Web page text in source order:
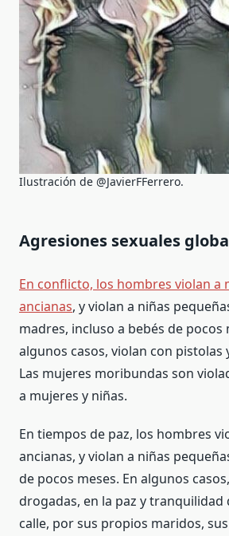
Ilustración de @JavierFFerrero.
Agresiones sexuales
En conflicto, los hombres violan a
ancianas, y violan a niñas
madres, incluso a bebés de pocos
algunos casos, violan con pistolas
Las mujeres moribundas son
a mujeres y niñas.
En tiempos de paz, los hombres
ancianas, y violan a niñas
de pocos meses. En algunos
drogadas, en la paz y tranquilidad
calle, por sus propios maridos,